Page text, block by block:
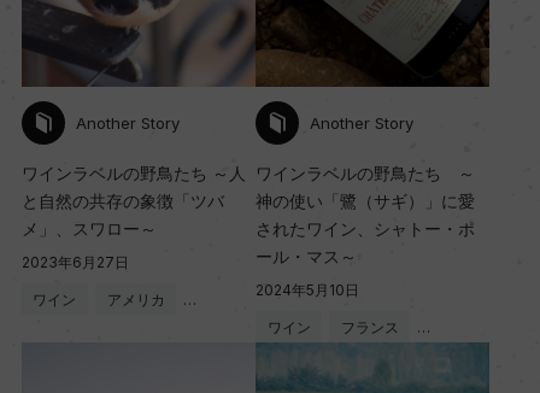
Another Story
ワインラベルの野鳥たち ～人
と自然の共存の象徴「ツバ
メ」、スワロー～
2023年6月27日
ワイン アメリカ …
Another Story
ワインラベルの野鳥たち ～
神の使い「鷺（サギ）」に愛
されたワイン、シャトー・ポ
ール・マス～
2024年5月10日
ワイン フランス …